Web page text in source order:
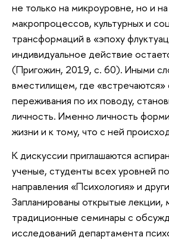
не только на микроуровне, но и
макропроцессов, культурных и
трансформаций в «эпоху
индивидуальное действие
(Пригожин, 2019, с. 60). Иными
вместилищем, где «встречаются»
переживания по их поводу,
личность. Именно личность
жизни и к тому, что с ней
К дискуссии приглашаются
ученые, студенты всех уровней
направления «Психология» и
Запланированы открытые лекции,
традиционные семинары с
исследований департамента